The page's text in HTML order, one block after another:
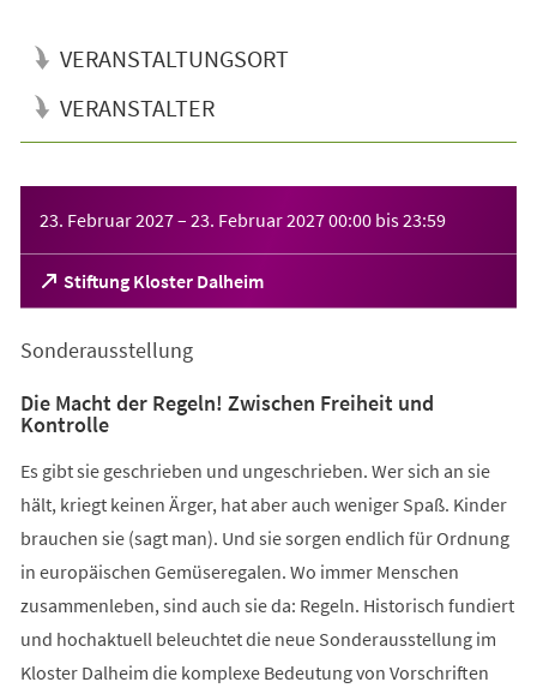
VERANSTALTUNGSORT
VERANSTALTER
23. Februar 2027– 23. Februar 202700:00 bis23:59
Stiftung Kloster Dalheim
(Öffnet
in
neuen
Sonderausstellung
Die Macht der Regeln! Zwischen Freiheit und
Kontrolle
Es gibt sie geschrieben und ungeschrieben. Wer sich an sie
hält, kriegt keinen Ärger, hat aber auch weniger Spaß. Kinder
brauchen sie (sagt man). Und sie sorgen endlich für Ordnung
in europäischen Gemüseregalen. Wo immer Menschen
zusammenleben, sind auch sie da: Regeln. Historisch fundiert
und hochaktuell beleuchtet die neue Sonderausstellung im
Kloster Dalheim die komplexe Bedeutung von Vorschriften